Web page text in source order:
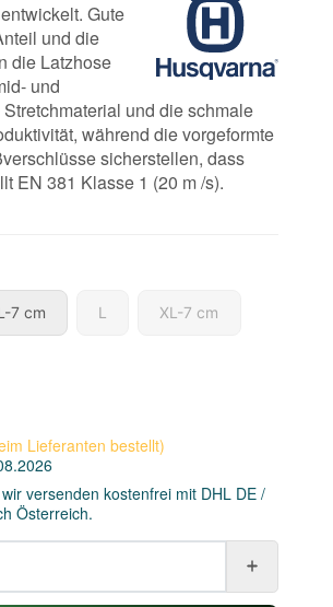
Gute
und die
die Latzhose
und
und die schmale
während die vorgeformte
sicherstellen, dass
EN 381 Klasse 1 (20 m /s).
7 cmL-7 cm L XL-7 cm
Lieferanten bestellt)
versenden kostenfrei mit DHL DE /
Österreich.